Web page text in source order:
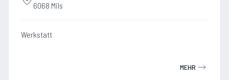
6068 Mils
Werkstatt
MEHR